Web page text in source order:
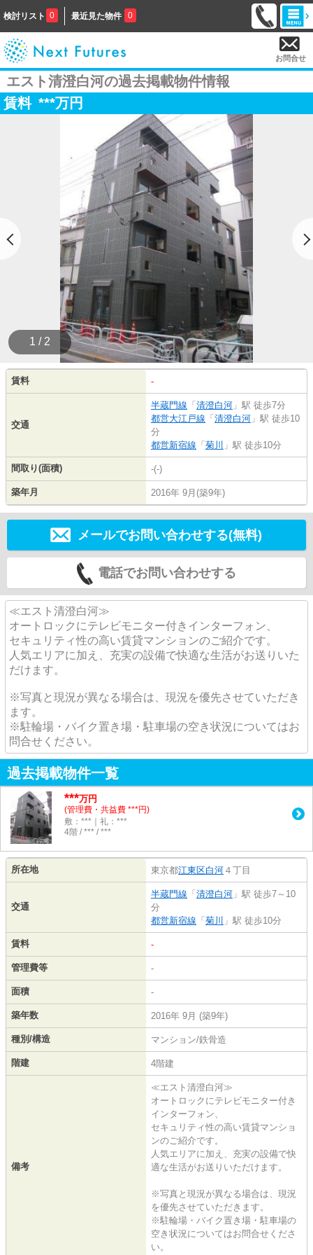
検討リスト 0 最近見た物件 0
お問合せ
エスト清澄白河の過去掲載物件情報
賃料 ***万円
1 / 2
賃料 -
交通
半蔵門線 「 清澄白河 」駅 徒歩7分
都営大江戸線 「 清澄白河 」駅 徒歩10
分
都営新宿線 「 菊川 」駅 徒歩10分
間取り(面積) -(-)
築年月 2016年 9月(築9年)
メールでお問い合わせする(無料)
電話でお問い合わせする
≪エスト清澄白河≫
オートロックにテレビモニター付きインターフォン、
セキュリティ性の高い賃貸マンションのご紹介です。
人気エリアに加え、充実の設備で快適な生活がお送りいた
だけます。
※写真と現況が異なる場合は、現況を優先させていただき
ます。
※駐輪場・バイク置き場・駐車場の空き状況についてはお
問合せください。
過去掲載物件一覧
***万円
(管理費・共益費 ***円)
敷：***｜礼：***
4階 / *** / ***
所在地 東京都江東区白河 ４丁目
交通
半蔵門線 「 清澄白河 」駅 徒歩7～10
分
都営新宿線 「 菊川 」駅 徒歩10分
賃料 -
管理費等 -
面積 -
築年数 2016年 9月 (築9年)
種別/構造 マンション/鉄骨造
階建 4階建
備考
≪エスト清澄白河≫
オートロックにテレビモニター付き
インターフォン、
セキュリティ性の高い賃貸マンショ
ンのご紹介です。
人気エリアに加え、充実の設備で快
適な生活がお送りいただけます。
※写真と現況が異なる場合は、現況
を優先させていただきます。
※駐輪場・バイク置き場・駐車場の
空き状況についてはお問合せくださ
い。